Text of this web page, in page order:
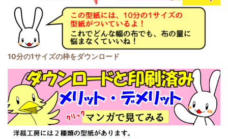
10分の1サイズの枠をダウンロード